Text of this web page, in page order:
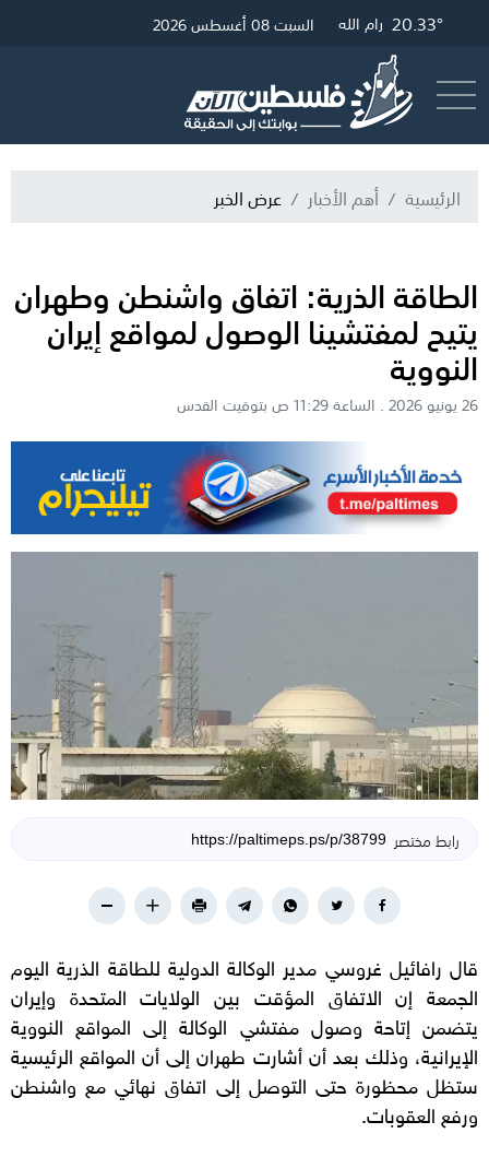
25.55° غزة 20.57° القدس 20.33° رام الله السبت 08 أغسطس 2026
الرئيسية أهم الأخبار عرض الخبر
الطاقة الذرية: اتفاق واشنطن وطهران
يتيح لمفتشينا الوصول لمواقع إيران
النووية
26 يونيو 2026 . الساعة 11:29 ص بتوقيت القدس
رابط مختصر
قال رافائيل غروسي مدير الوكالة الدولية للطاقة الذرية اليوم
الجمعة إن الاتفاق المؤقت بين الولايات المتحدة وإيران
يتضمن إتاحة وصول مفتشي الوكالة إلى المواقع النووية
الإيرانية، وذلك بعد أن أشارت طهران إلى أن المواقع الرئيسية
ستظل محظورة حتى التوصل إلى اتفاق نهائي مع واشنطن
ورفع العقوبات.